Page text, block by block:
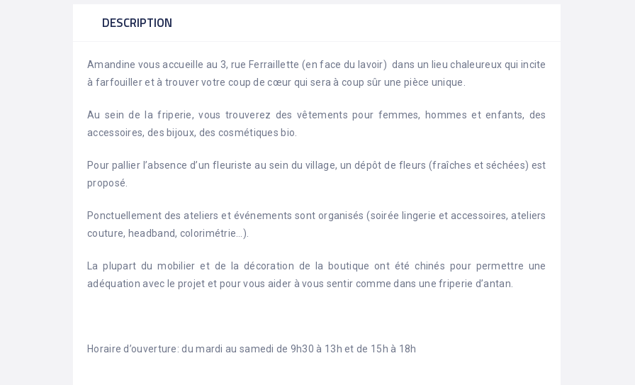
DESCRIPTION
Amandine vous accueille au 3, rue Ferraillette (en face du lavoir) dans un lieu chaleureux qui incite
à farfouiller et à trouver votre coup de cœur qui sera à coup sûr une pièce unique.
Au sein de la friperie, vous trouverez des vêtements pour femmes, hommes et enfants, des
accessoires, des bijoux, des cosmétiques bio.
Pour pallier l’absence d’un fleuriste au sein du village, un dépôt de fleurs (fraîches et séchées) est
proposé.
Ponctuellement des ateliers et événements sont organisés (soirée lingerie et accessoires, ateliers
couture, headband, colorimétrie…).
La plupart du mobilier et de la décoration de la boutique ont été chinés pour permettre une
adéquation avec le projet et pour vous aider à vous sentir comme dans une friperie d’antan.
Horaire d’ouverture: du mardi au samedi de 9h30 à 13h et de 15h à 18h